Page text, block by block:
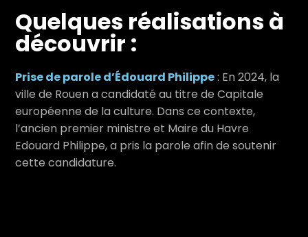
Quelques réalisations à
découvrir :
Prise de parole d’Édouard Philippe: En 2024, la
ville de Rouen a candidaté au titre de Capitale
européenne de la culture. Dans ce contexte,
l’ancien premier ministre et Maire du Havre
Edouard Philippe, a pris la parole afin de soutenir
cette candidature.